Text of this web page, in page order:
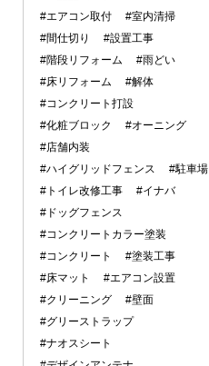
#エアコン取付
#室内清掃
#間仕切り
#設置工事
#階段リフォーム
#雨どい
#床リフォーム
#解体
#コンクリート打設
#化粧ブロック
#オーニング
#店舗内装
#ハイグリッドフェンス
#駐車場
#トイレ改修工事
#イナバ
#ドッグフェンス
#コンクリートカラー塗装
#コンクリート
#塗装工事
#床マット
#エアコン設置
#クリーニング
#壁面
#グリーストラップ
#ナオスシート